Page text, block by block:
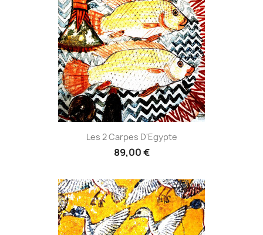
Les 2 Carpes D'Egypte
89,00 €